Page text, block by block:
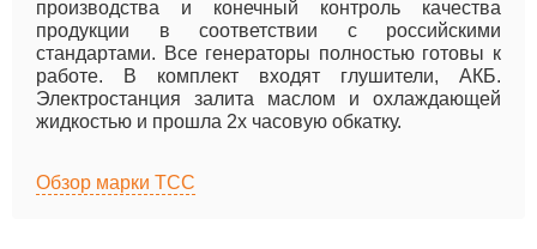
производства и конечный контроль качества
продукции в соответствии с российскими
стандартами. Все генераторы полностью готовы к
работе. В комплект входят глушители, АКБ.
Электростанция залита маслом и охлаждающей
жидкостью и прошла 2х часовую обкатку.
Обзор марки ТСС